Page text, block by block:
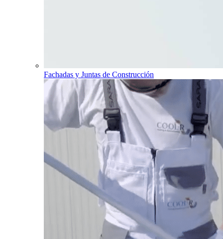
Fachadas y Juntas de Construcción